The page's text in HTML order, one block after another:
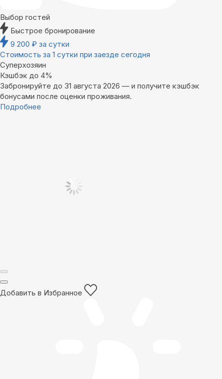
Выбор гостей
Быстрое бронирование
9 200 ₽ за сутки
Стоимость за 1 сутки при заезде сегодня
Суперхозяин
Кэшбэк до 4%
Забронируйте до 31 августа 2026 — и получите кэшбэк
бонусами после оценки проживания.
Подробнее
Добавить в Избранное